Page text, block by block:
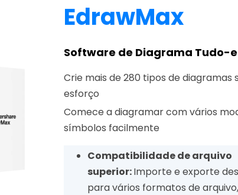
EdrawMax
Software de Diagrama Tudo-
Crie mais de 280 tipos de diagramas
esforço
Comece a diagramar com vários
símbolos facilmente
Compatibilidade de arquivo
superior:Importe e exporte
para vários formatos de